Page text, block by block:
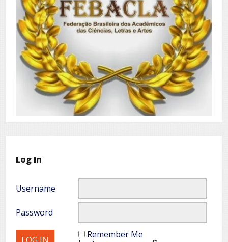
Log In
Username
Password
Remember Me